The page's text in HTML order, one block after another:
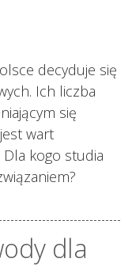
decyduje się
Ich liczba
się
wart
kogo studia
dla